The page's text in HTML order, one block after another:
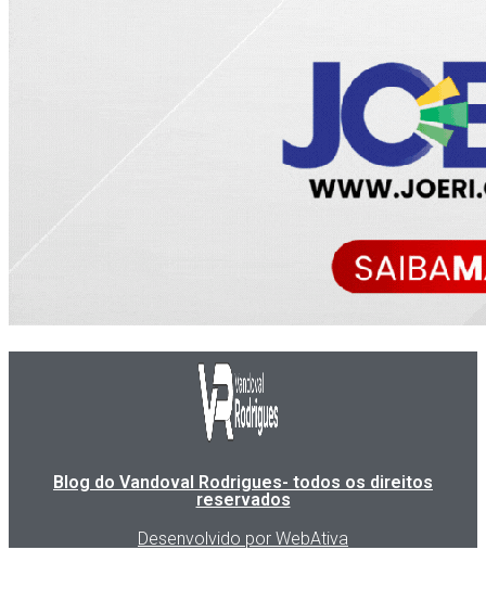
Blog do Vandoval Rodrigues- todos os direitos
reservados
Desenvolvido por WebAtiva